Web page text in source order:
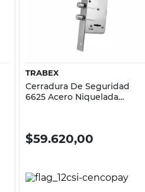
Vista rápida
TRABEX
Cerradura De Seguridad
6625 Acero Niquelada
$59.620,00